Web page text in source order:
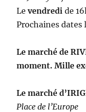
Le vendredide
Prochaines dates
Le marché de
moment. Mille
Le marché
Place de l’Europe